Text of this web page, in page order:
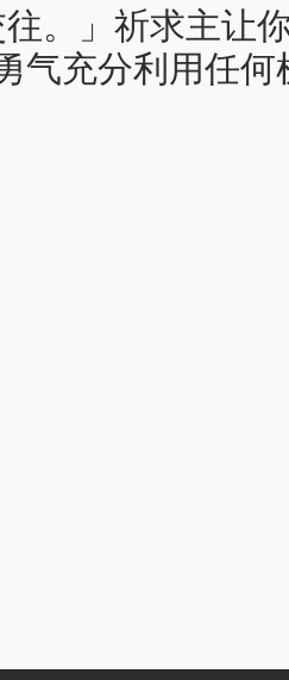
。」祈求主让
气充分利用任何